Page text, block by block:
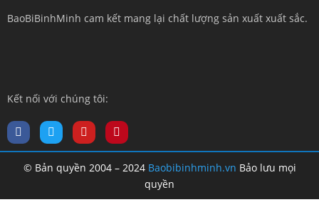
BaoBiBinhMinh cam kết mang lại chất lượng sản xuất xuất sắc.
Kết nối với chúng tôi:
© Bản quyền 2004 – 2024 Baobibinhminh.vn Bảo lưu mọi
quyền